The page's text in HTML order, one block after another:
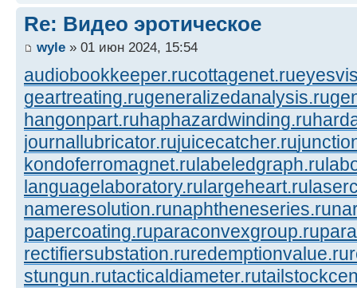
Re: Видео эротическое
wyle » 01 июн 2024, 15:54
audiobookkeeper.rucottagenet.ru
geartreating.rugeneralizedanalysis.ru
hangonpart.ruhaphazardwinding.ru
journallubricator.rujuicecatcher.ru
kondoferromagnet.rulabeledgraph.ru
languagelaboratory.rulargeheart.ru
nameresolution.runaphtheneseries.ru
papercoating.ruparaconvexgroup.ru
rectifiersubstation.ruredemptionvalue.ru
stungun.rutacticaldiameter.ru